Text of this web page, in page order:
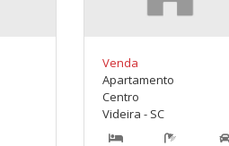
Venda
Apartamento
Centro
Videira - SC